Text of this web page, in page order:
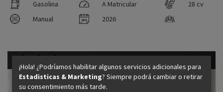
Gasolina A Matricular
28 cv
Manual
2026
Precio financiando: 6.995 €
¡Hola! ¿Podríamos habilitar algunos servicios adicionales para
Estadisticas & Marketing? Siempre podrá cambiar o retirar
su consentimiento más tarde.